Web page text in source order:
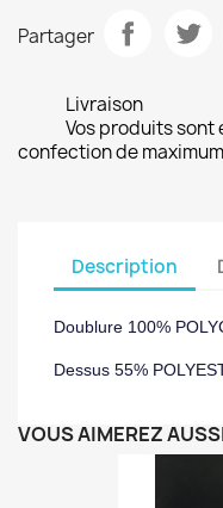
Partager
Livraison
Vos produits sont
confection de
Description
Doublure 100%
Dessus 55%
VOUS AIMEREZ